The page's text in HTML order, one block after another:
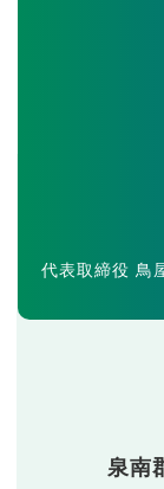
代表取締役 鳥
泉南